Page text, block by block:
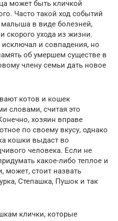
может быть кличкой
Часто такой ход событий
малыша в виде болезней,
скорого ухода из жизни.
и совпадения, но
об умершем существе в
члену семьи дать новое
котов и кошек
словами, считая это
хозяин вправе
по своему вкусу, однако
кошки выдаст во
человека. Если не
какое-либо теплое и
может, стоит назвать
Степашка, Пушок и так
клички, которые